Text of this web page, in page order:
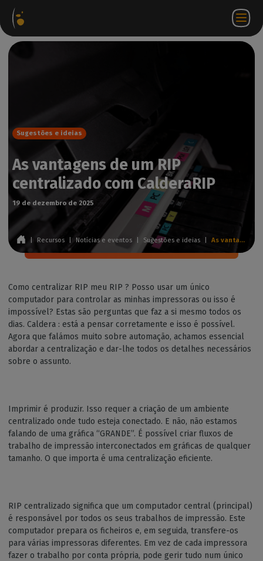
PT
Sugestões e ideias
As vantagens de um RIP
centralizado com CalderaRIP
19 de dezembro de 2025
Recursos Notícias e eventos Sugestões e ideias As vantagens de um RIP centralizado com CalderaRIP
Como centralizar RIP meu RIP ? Posso usar um único
computador para controlar as minhas impressoras ou isso é
impossível? Estas são perguntas que faz a si mesmo todos os
dias. Caldera : está a pensar corretamente e isso é possível.
Agora que falámos muito sobre automação, achamos essencial
abordar a centralização e dar-lhe todos os detalhes necessários
sobre o assunto.
Imprimir é produzir. Isso requer a criação de um ambiente
centralizado onde tudo esteja conectado. E não, não estamos
falando de uma gráfica “GRANDE”. É possível criar fluxos de
trabalho de impressão interconectados em gráficas de qualquer
tamanho. O que importa é uma centralização eficiente.
RIP centralizado significa que um computador central (principal)
é responsável por todos os seus trabalhos de impressão. Este
computador prepara os ficheiros e, em seguida, transfere-os
para várias impressoras diferentes. Em vez de cada impressora
fazer o trabalho por conta própria, pode gerir tudo num único